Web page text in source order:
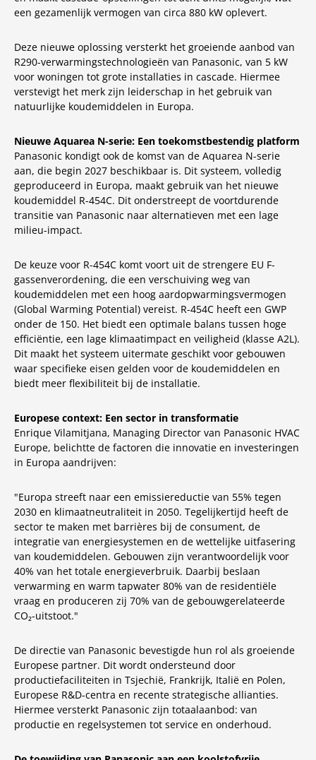
een gezamenlijk vermogen van circa 880 kW oplevert.
Deze nieuwe oplossing versterkt het groeiende aanbod van
R290-verwarmingstechnologieën van Panasonic, van 5 kW
voor woningen tot grote installaties in cascade. Hiermee
verstevigt het merk zijn leiderschap in het gebruik van
natuurlijke koudemiddelen in Europa.
Nieuwe Aquarea N-serie: Een toekomstbestendig platform
Panasonic kondigt ook de komst van de Aquarea N-serie
aan, die begin 2027 beschikbaar is. Dit systeem, volledig
geproduceerd in Europa, maakt gebruik van het nieuwe
koudemiddel R-454C. Dit onderstreept de voortdurende
transitie van Panasonic naar alternatieven met een lage
milieu-impact.
De keuze voor R-454C komt voort uit de strengere EU F-
gassenverordening, die een verschuiving weg van
koudemiddelen met een hoog aardopwarmingsvermogen
(Global Warming Potential) vereist. R-454C heeft een GWP
onder de 150. Het biedt een optimale balans tussen hoge
efficiëntie, een lage klimaatimpact en veiligheid (klasse A2L).
Dit maakt het systeem uitermate geschikt voor gebouwen
waar specifieke eisen gelden voor de koudemiddelen en
biedt meer flexibiliteit bij de installatie.
Europese context: Een sector in transformatie
Enrique Vilamitjana, Managing Director van Panasonic HVAC
Europe, belichtte de factoren die innovatie en investeringen
in Europa aandrijven:
"Europa streeft naar een emissiereductie van 55% tegen
2030 en klimaatneutraliteit in 2050. Tegelijkertijd heeft de
sector te maken met barrières bij de consument, de
integratie van energiesystemen en de wettelijke uitfasering
van koudemiddelen. Gebouwen zijn verantwoordelijk voor
40% van het totale energieverbruik. Daarbij beslaan
verwarming en warm tapwater 80% van de residentiële
vraag en produceren zij 70% van de gebouwgerelateerde
CO₂-uitstoot."
De directie van Panasonic bevestigde hun rol als groeiende
Europese partner. Dit wordt ondersteund door
productiefaciliteiten in Tsjechië, Frankrijk, Italië en Polen,
Europese R&D-centra en recente strategische allianties.
Hiermee versterkt Panasonic zijn totaalaanbod: van
productie en regelsystemen tot service en onderhoud.